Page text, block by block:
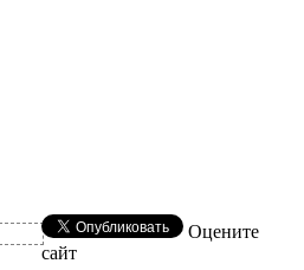
Оцените
сайт